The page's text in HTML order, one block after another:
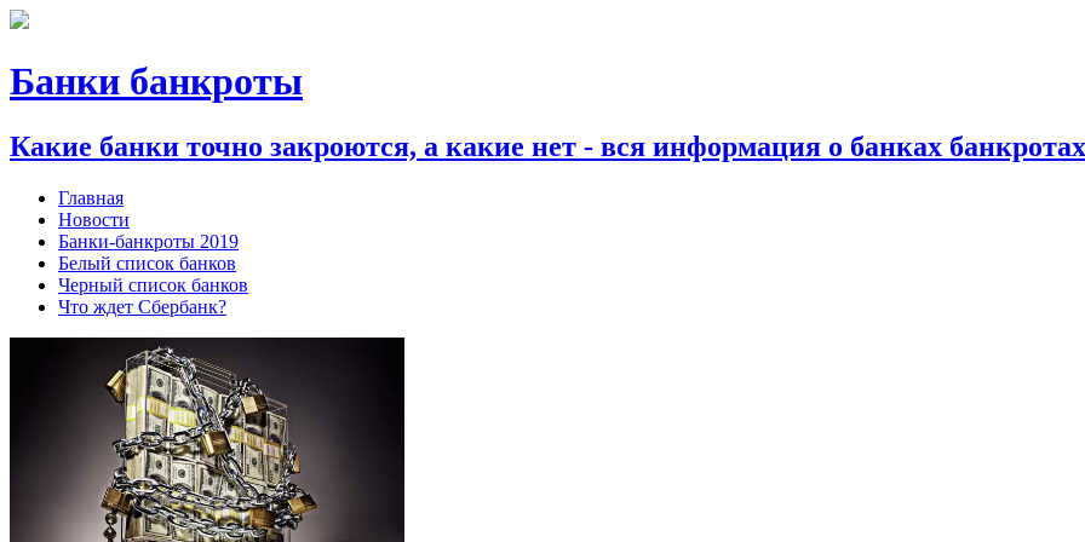
Банки банкроты
Какие банки точно закроются, а какие нет - вся информация о банках
Главная
Новости
Банки-банкроты 2019
Белый список банков
Черный список банков
Что ждет Сбербанк?